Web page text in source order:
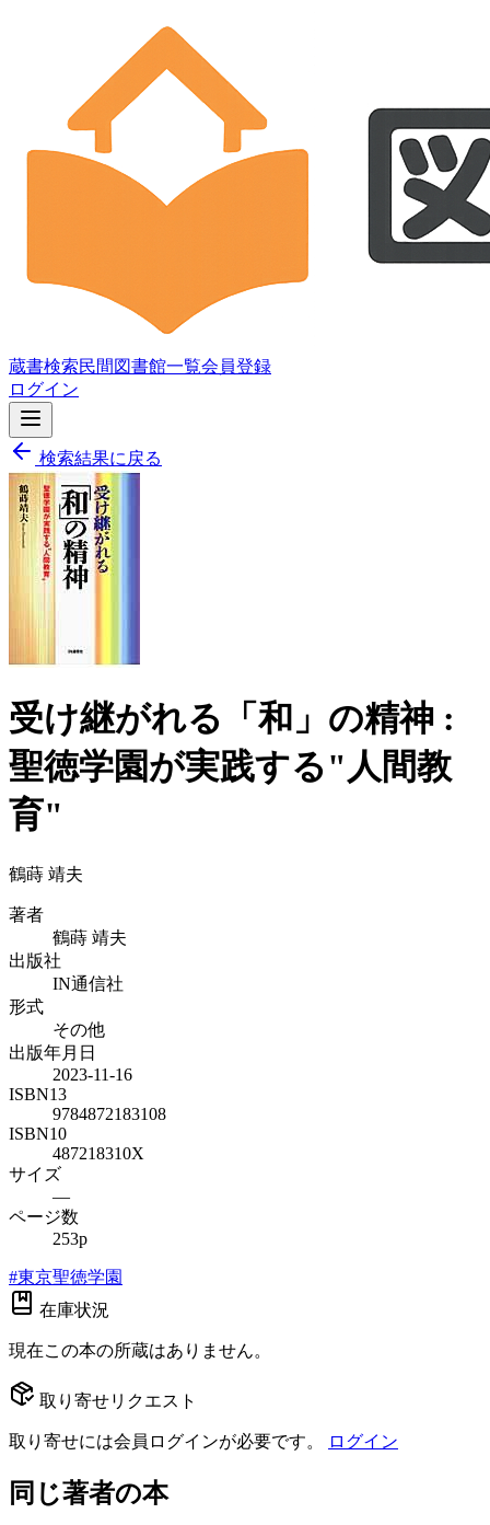
蔵書検索民間図書館一覧会員登録
ログイン
検索結果に戻る
受け継がれる「和」の精神 :
聖徳学園が実践する"人間教
育"
鶴蒔 靖夫
著者
鶴蒔 靖夫
出版社
IN通信社
形式
その他
出版年月日
2023-11-16
ISBN13
9784872183108
ISBN10
487218310X
サイズ
—
ページ数
253p
#東京聖徳学園
在庫状況
現在この本の所蔵はありません。
取り寄せリクエスト
取り寄せには会員ログインが必要です。 ログイン
同じ著者の本